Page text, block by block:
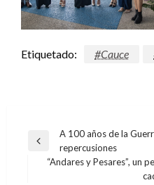
Etiquetado: #Cauce
Navegación
Entrada
anterior
A 100 años de la
repercusiones
“Andares y Pesares”, un